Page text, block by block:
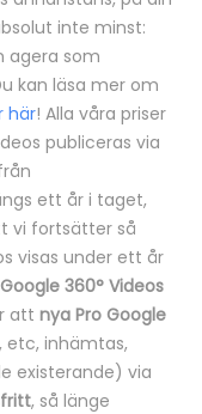
inte minst:
agera som
kan läsa mer om
här! Alla våra priser
publiceras via
ett år i taget,
vi fortsätter så
visas under ett år
360° Videos
att nya Pro Google
etc, inhämtas,
existerande) via
, så länge